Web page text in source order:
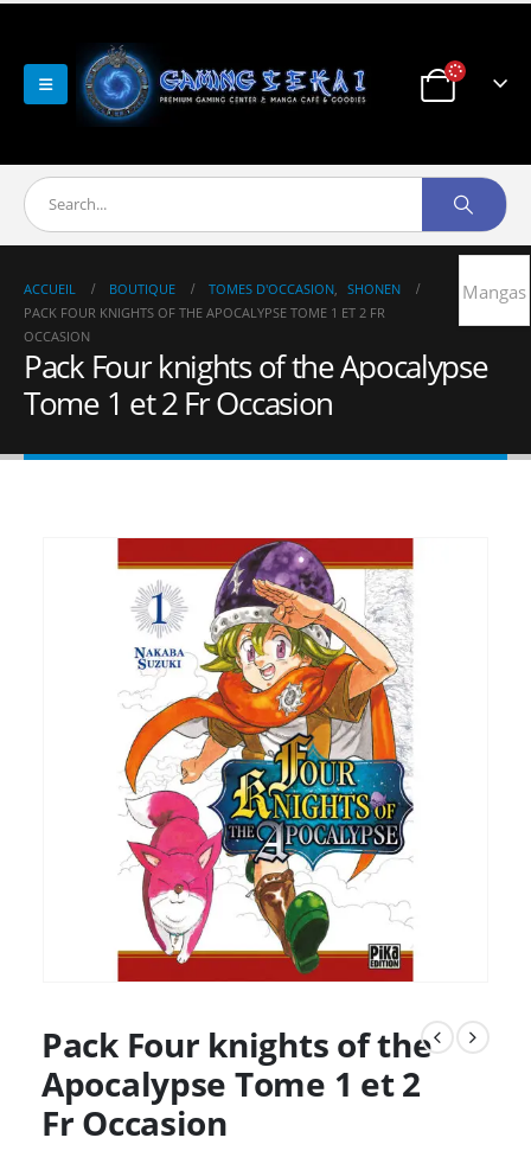
ACCUEIL BOUTIQUE TOMES D'OCCASION
SHONEN
PACK FOUR KNIGHTS OF THE APOCALYPSE TOME 1 ET 2 FR
OCCASION
Pack Four knights of the Apocalypse
Tome 1 et 2 Fr Occasion
Pack Four knights of the
Apocalypse Tome 1 et 2
Fr Occasion
Mangas